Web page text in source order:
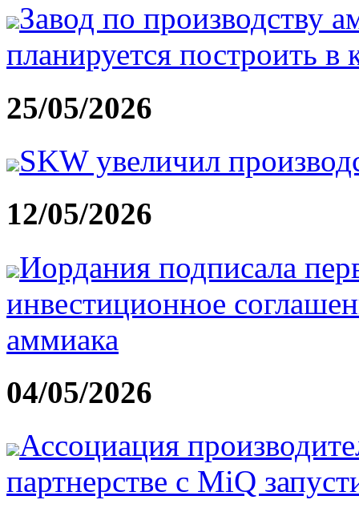
Завод по производству
планируется построить в
25/05/2026
SKW увеличил
12/05/2026
Иордания подписала
инвестиционное
аммиака
04/05/2026
Ассоциация
партнерстве с MiQ